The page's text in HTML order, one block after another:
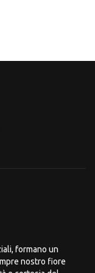
formano un
nostro fiore